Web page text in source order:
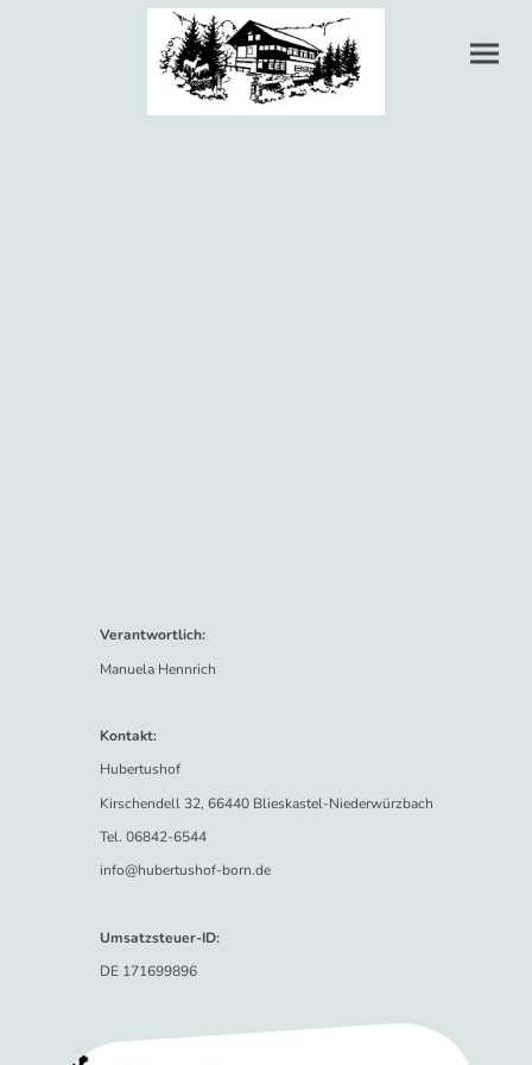
Verantwortlich:
Manuela Hennrich
Kontakt:
Hubertushof
Kirschendell 32, 66440 Blieskastel-Niederwürzbach
Tel. 06842-6544
info@hubertushof-born.de
Umsatzsteuer-ID:
DE 171699896